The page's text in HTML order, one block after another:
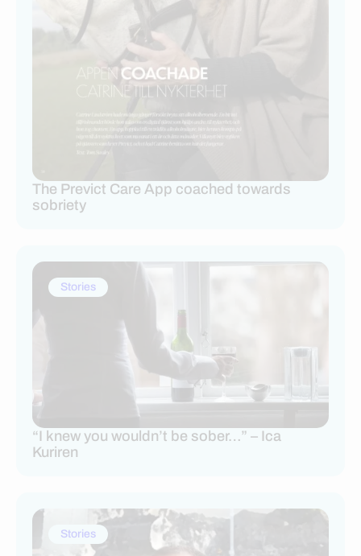
The Previct Care App coached towards
sobriety
Stories
“I knew you wouldn’t be sober…” – Ica
Kuriren
Stories